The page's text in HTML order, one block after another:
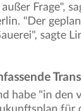
Frage",
"Der
sagte
habe "in den